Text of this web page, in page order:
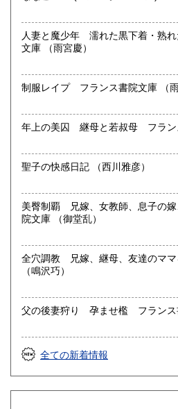
ロック、アイドル、サブカルチャー
人妻と魔少年 濡れた黒下着・熟
文庫 （雨宮慶）
制服レイプ
聖子の快感日記 （西川雅彦）
美臀制覇 兄嫁、女教師、息子の
院文庫 （御堂乱）
全穴調教 兄嫁、継母、友達のマ
（鳴沢巧）
全ての新着情報